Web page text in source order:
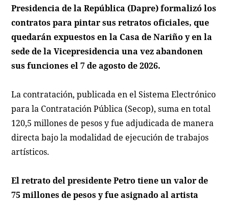
Presidencia de la República (Dapre) formalizó los
contratos para pintar sus retratos oficiales, que
quedarán expuestos en la Casa de Nariño y en la
sede de la Vicepresidencia una vez abandonen
sus funciones el 7 de agosto de 2026.
La contratación, publicada en el Sistema Electrónico
para la Contratación Pública (Secop), suma en total
120,5 millones de pesos y fue adjudicada de manera
directa bajo la modalidad de ejecución de trabajos
artísticos.
El retrato del presidente Petro tiene un valor de
75 millones de pesos y fue asignado al artista